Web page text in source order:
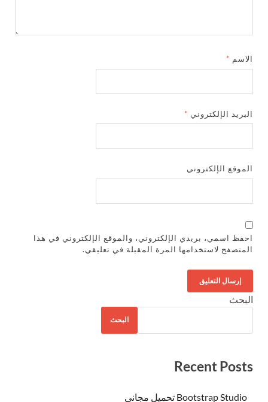
الاسم *
البريد الإلكتروني *
الموقع الإلكتروني
احفظ اسمي، بريدي الإلكتروني، والموقع الإلكتروني في هذا
المتصفح لاستخدامها المرة المقبلة في تعليقي.
البحث
البحث
Recent Posts
Bootstrap Studio تحميل مجاني